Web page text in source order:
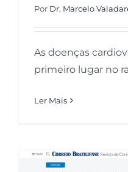
Por Dr. Marcelo
As doenças
primeiro lugar no
Ler Mais